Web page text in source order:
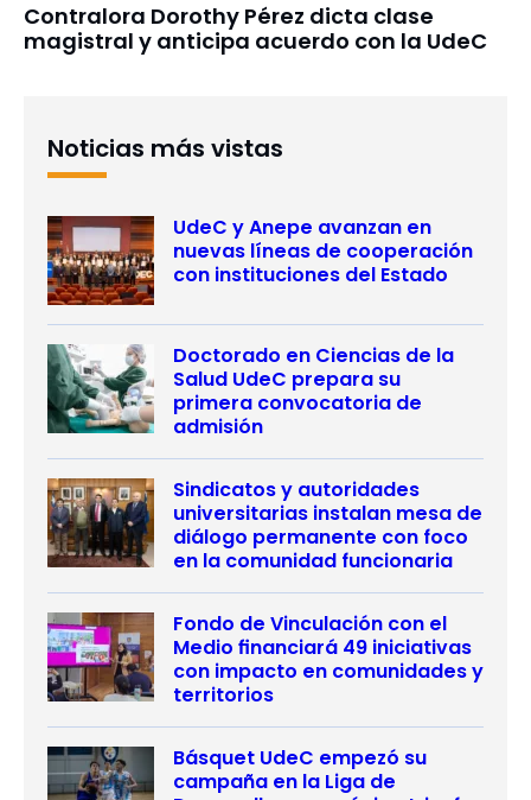
Contralora Dorothy Pérez dicta clase
magistral y anticipa acuerdo con la UdeC
Noticias más vistas
UdeC y Anepe avanzan en
nuevas líneas de cooperación
con instituciones del Estado
Doctorado en Ciencias de la
Salud UdeC prepara su
primera convocatoria de
admisión
Sindicatos y autoridades
universitarias instalan mesa de
diálogo permanente con foco
en la comunidad funcionaria
Fondo de Vinculación con el
Medio financiará 49 iniciativas
con impacto en comunidades y
territorios
Básquet UdeC empezó su
campaña en la Liga de